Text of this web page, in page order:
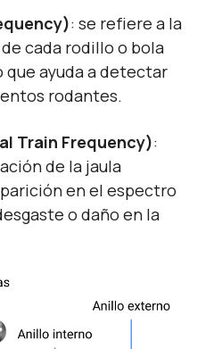
: se refiere a la
cada rodillo o bola
que ayuda a detectar
rodantes.
Train Frequency):
de la jaula
en el espectro
o daño en la